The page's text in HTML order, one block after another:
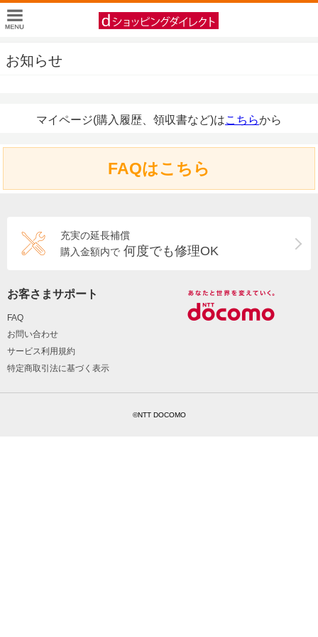
お知らせ
マイページ(購入履歴、領収書など)はこちらから
FAQはこちら
充実の延長補償
購入金額内で 何度でも修理OK
お客さまサポート
FAQ
お問い合わせ
サービス利用規約
特定商取引法に基づく表示
©NTT DOCOMO